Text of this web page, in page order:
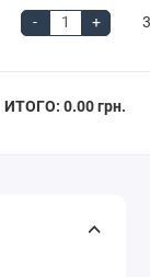
- +
ИТОГО: 0.00 грн.